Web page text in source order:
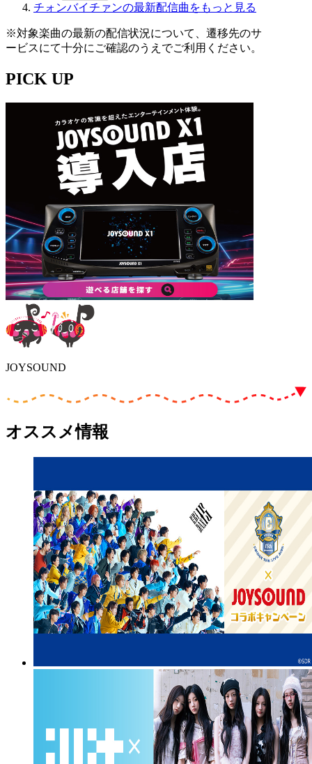
チォンバイチァンの最新配信曲をもっと見る
※対象楽曲の最新の配信状況について、遷移先のサ
ービスにて十分にご確認のうえでご利用ください。
PICK UP
JOYSOUND
オススメ情報